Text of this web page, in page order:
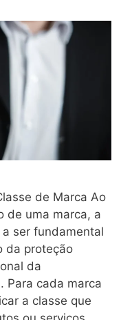
de Marca Ao
de uma marca, a
ser fundamental
da proteção
da
Para cada marca
a classe que